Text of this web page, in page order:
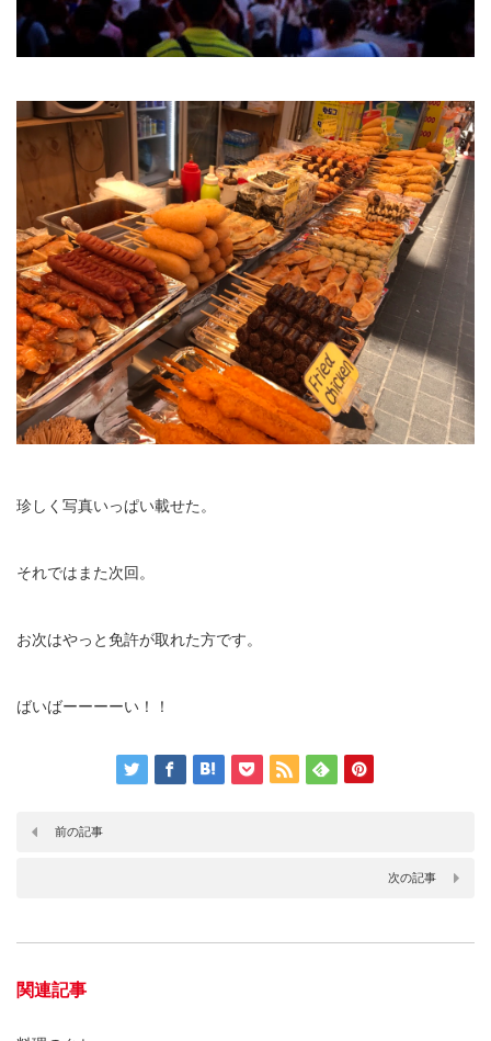
珍しく写真いっぱい載せた。
それではまた次回。
お次はやっと免許が取れた方です。
ばいばーーーーい！！
前の記事
次の記事
関連記事